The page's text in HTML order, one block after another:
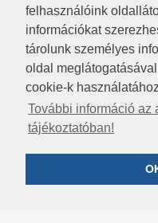
felhasználóink
információkat
tárolunk személyes
oldal
cookie-k
További információ az
tájékoztatóban!
IMPRESSZUM
MÉDIAAJÁNLAT
KÖZÉRDEKŰ ADATOK
ADATVÉDELEM